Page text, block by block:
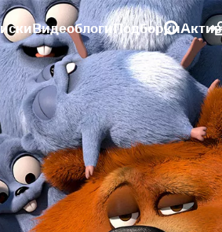
ВидеоблогиПодборки